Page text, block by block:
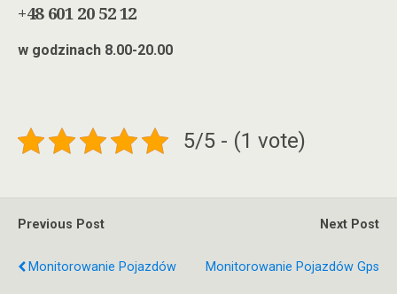
+48 601 20 52 12
w godzinach 8.00-20.00
5/5 - (1 vote)
Previous Post
Monitorowanie Pojazdów
Next Post
Monitorowanie Pojazdów Gps